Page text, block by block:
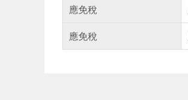
應免稅
應免稅